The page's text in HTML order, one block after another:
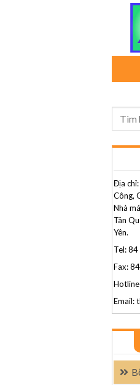
Địa
Công,
Nhà
Tân
Yên.
Tel:
Fax:
Email: